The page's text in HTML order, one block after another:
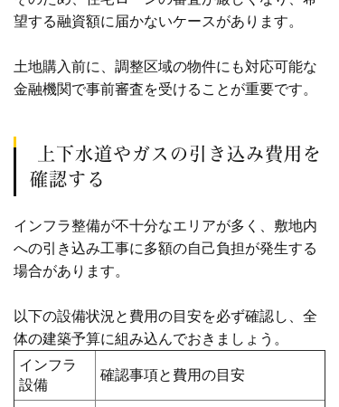
望する融資額に届かないケースがあります。
土地購入前に、調整区域の物件にも対応可能な
金融機関で事前審査を受けることが重要です。
上下水道やガスの引き込み費用を
確認する
インフラ整備が不十分なエリアが多く、敷地内
への引き込み工事に多額の自己負担が発生する
場合があります。
以下の設備状況と費用の目安を必ず確認し、全
体の建築予算に組み込んでおきましょう。
インフラ
設備
確認事項と費用の目安